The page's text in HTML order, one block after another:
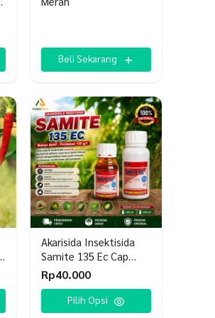
Beli Sekarang
Akarisida Insektisida
Samite 135 Ec Cap
Kapal Terbang
Rp40.000
Pilih Opsi
Produk